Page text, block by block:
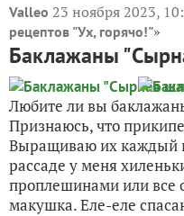
Valleo 23 ноября 2023,
рецептов "Ух, горячо!"»
Баклажаны
Любите ли вы
Признаюсь, что
Выращиваю их каждый
рассаде у меня
проплешинами или все
макушка. Еле-еле